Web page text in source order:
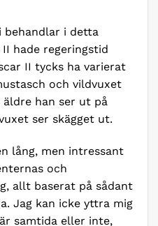
behandlar i detta
hade regeringstid
II tycks ha varierat
och vildvuxet
äldre han ser ut på
ser skägget ut.
lång, men intressant
och
allt baserat på sådant
Jag kan icke yttra mig
samtida eller inte,